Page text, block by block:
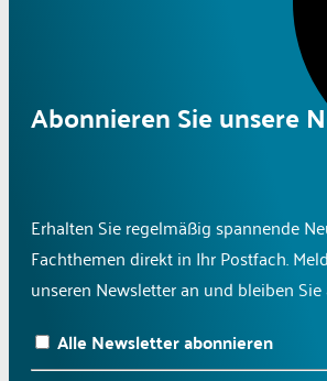
Abonnieren Sie unsere
Erhalten Sie regelmäßig spannende
Fachthemen direkt in Ihr Postfach.
unseren Newsletter an und bleiben
Alle Newsletter abonnieren